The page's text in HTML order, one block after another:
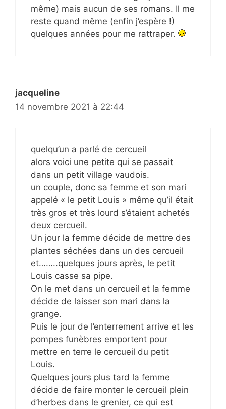
même) mais aucun de ses romans. Il me
reste quand même (enfin j’espère !)
quelques années pour me rattraper.
jacqueline
14 novembre 2021 à 22:44
quelqu’un a parlé de cercueil
alors voici une petite qui se passait
dans un petit village vaudois.
un couple, donc sa femme et son mari
appelé « le petit Louis » même qu’il était
très gros et très lourd s’étaient achetés
deux cercueil.
Un jour la femme décide de mettre des
plantes séchées dans un des cercueil
et……..quelques jours après, le petit
Louis casse sa pipe.
On le met dans un cercueil et la femme
décide de laisser son mari dans la
grange.
Puis le jour de l’enterrement arrive et les
pompes funèbres emportent pour
mettre en terre le cercueil du petit
Louis.
Quelques jours plus tard la femme
décide de faire monter le cercueil plein
d’herbes dans le grenier, ce qui est